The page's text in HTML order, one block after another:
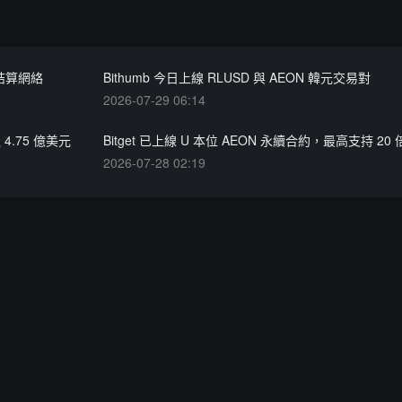
算網絡
Bithumb 今日上線 RLUSD 與 AEON 韓元交易對
2026-07-29 06:14
4.75 億美元
Bitget 已上線 U 本位 AEON 永續合約，最高支持 20
2026-07-28 02:19